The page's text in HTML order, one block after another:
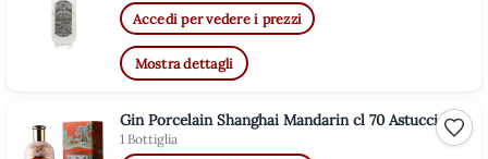
Accedi per vedere i prezzi
Mostra dettagli
Gin Porcelain Shanghai Mandarin cl 70 Astucciato
1 Bottiglia